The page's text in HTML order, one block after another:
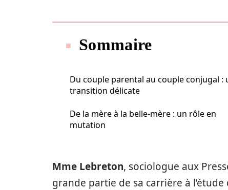
Sommaire
Du couple parental au couple conjugal :
transition délicate
De la mère à la belle-mère : un rôle en
mutation
Mme Lebreton, sociologue aux
grande partie de sa carrière à